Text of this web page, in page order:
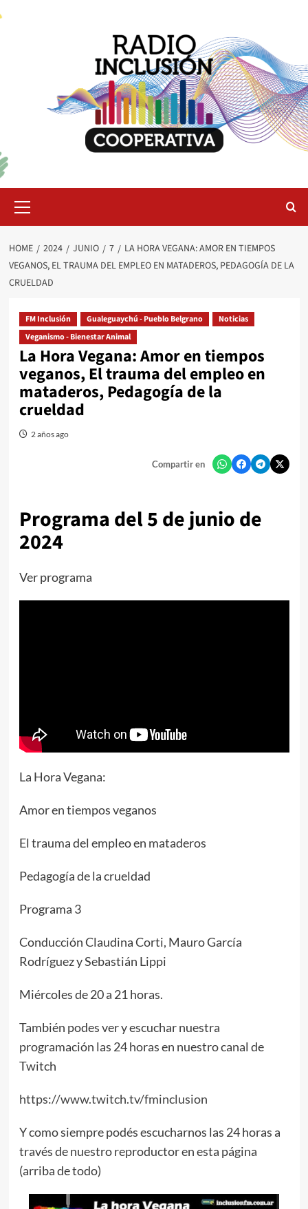
Menu
HOME 2024 JUNIO 7
LA HORA VEGANA: AMOR EN TIEMPOS
VEGANOS, EL TRAUMA DEL EMPLEO EN MATADEROS, PEDAGOGÍA DE LA
CRUELDAD
FM Inclusión Gualeguaychú - Pueblo Belgrano
Noticias
Veganismo - Bienestar Animal
La Hora Vegana: Amor en tiempos
veganos, El trauma del empleo en
mataderos, Pedagogía de la
crueldad
2 años ago
Compartir en
Programa del 5 de junio de
2024
Ver programa
La Hora Vegana:
Amor en tiempos veganos
El trauma del empleo en mataderos
Pedagogía de la crueldad
Programa 3
Conducción Claudina Corti, Mauro García
Rodríguez y Sebastián Lippi
Miércoles de 20 a 21 horas.
También podes ver y escuchar nuestra
programación las 24 horas en nuestro canal de
Twitch
https://www.twitch.tv/fminclusion
Y como siempre podés escucharnos las 24 horas a
través de nuestro reproductor en esta página
(arriba de todo)